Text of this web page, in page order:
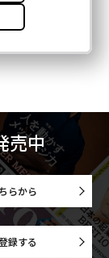
売中
らから
録する